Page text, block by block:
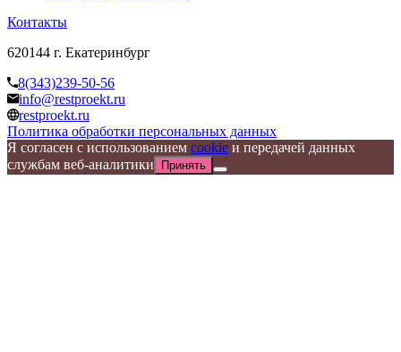
Контакты
620144 г. Екатеринбург
8(343)239-50-56
info@restproekt.ru
restproekt.ru
Политика обработки персональных данных
Я согласен с использованием cookie и передачей данных
службам веб-аналитики
Принять